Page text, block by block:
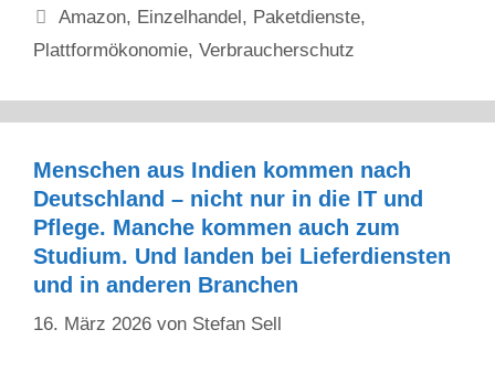
Kategorien
Amazon, Einzelhandel, Paketdienste,
Plattformökonomie, Verbraucherschutz
Menschen aus Indien kommen nach
Deutschland – nicht nur in die IT und
Pflege. Manche kommen auch zum
Studium. Und landen bei Lieferdiensten
und in anderen Branchen
16. März 2026 von Stefan Sell